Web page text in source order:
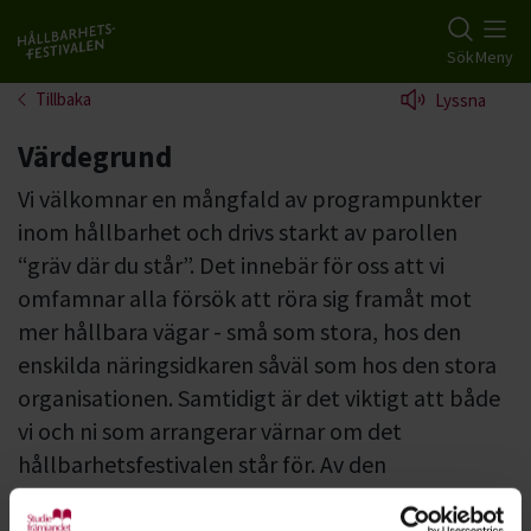
Gå till studiefrämjandets startsida SökMeny
Tillbaka Lyssna
Värdegrund
Vi välkomnar en mångfald av programpunkter
inom hållbarhet och drivs starkt av parollen
“gräv där du står”. Det innebär för oss att vi
omfamnar alla försök att röra sig framåt mot
mer hållbara vägar - små som stora, hos den
enskilda näringsidkaren såväl som hos den stora
organisationen. Samtidigt är det viktigt att både
vi och ni som arrangerar värnar om det
hållbarhetsfestivalen står för. Av den
anledningen vill vi informera dig som arrangör